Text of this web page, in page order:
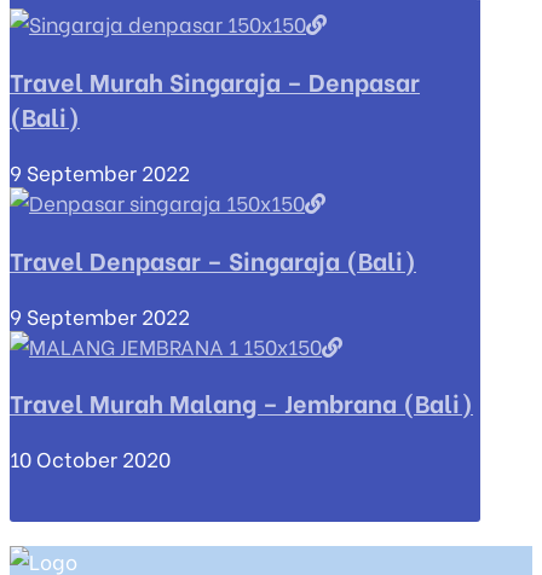
Travel Murah Singaraja – Denpasar
(Bali)
9 September 2022
Travel Denpasar – Singaraja (Bali)
9 September 2022
Travel Murah Malang – Jembrana (Bali)
10 October 2020